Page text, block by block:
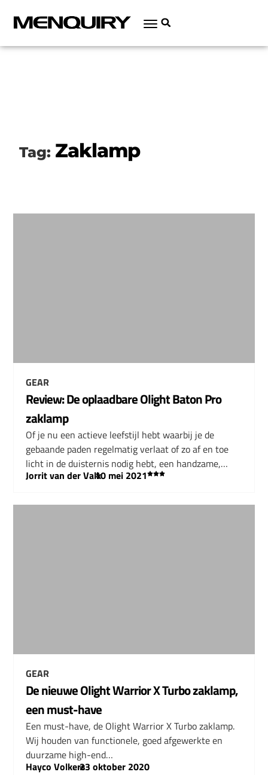
Tag: Zaklamp
GEAR
Review: De oplaadbare Olight Baton Pro
zaklamp
Of je nu een actieve leefstijl hebt waarbij je de
gebaande paden regelmatig verlaat of zo af en toe
licht in de duisternis nodig hebt, een handzame,…
Jorrit van der Valk
–
10 mei 2021
GEAR
De nieuwe Olight Warrior X Turbo zaklamp,
een must-have
Een must-have, de Olight Warrior X Turbo zaklamp.
Wij houden van functionele, goed afgewerkte en
duurzame high-end…
Hayco Volkers
–
23 oktober 2020